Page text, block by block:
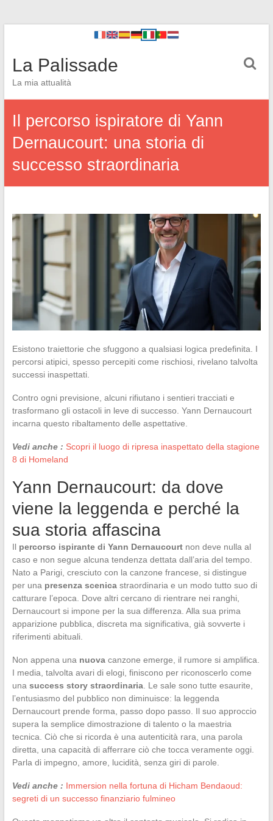
La Palissade
La mia attualità
Il percorso ispiratore di Yann
Dernaucourt: una storia di
successo straordinaria
Esistono traiettorie che sfuggono a qualsiasi logica predefinita. I
percorsi atipici, spesso percepiti come rischiosi, rivelano talvolta
successi inaspettati.
Contro ogni previsione, alcuni rifiutano i sentieri tracciati e
trasformano gli ostacoli in leve di successo. Yann Dernaucourt
incarna questo ribaltamento delle aspettative.
Vedi anche : Scopri il luogo di ripresa inaspettato della stagione
8 di Homeland
Yann Dernaucourt: da dove
viene la leggenda e perché la
sua storia affascina
Il percorso ispirante di Yann Dernaucourtnon deve nulla al
caso e non segue alcuna tendenza dettata dall’aria del tempo.
Nato a Parigi, cresciuto con la canzone francese, si distingue
per una presenza scenicastraordinaria e un modo tutto suo di
catturare l’epoca. Dove altri cercano di rientrare nei ranghi,
Dernaucourt si impone per la sua differenza. Alla sua prima
apparizione pubblica, discreta ma significativa, già sovverte i
riferimenti abituali.
Non appena una nuovacanzone emerge, il rumore si amplifica.
I media, talvolta avari di elogi, finiscono per riconoscerlo come
una success story straordinaria. Le sale sono tutte esaurite,
l’entusiasmo del pubblico non diminuisce: la leggenda
Dernaucourt prende forma, passo dopo passo. Il suo approccio
supera la semplice dimostrazione di talento o la maestria
tecnica. Ciò che si ricorda è una autenticità rara, una parola
diretta, una capacità di afferrare ciò che tocca veramente oggi.
Parla di impegno, amore, lucidità, senza giri di parole.
Vedi anche : Immersion nella fortuna di Hicham Bendaoud:
segreti di un successo finanziario fulmineo